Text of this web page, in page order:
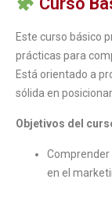
Este curso básico
prácticas para
Está orientado a
sólida en
Objetivos del
Comprender
en el